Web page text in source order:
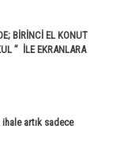
BİRİNCİ EL KONUT
” İLE EKRANLARA
artık sadece